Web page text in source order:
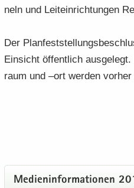
neln und Leit­ein­rich­tun­gen
Der
Ein­sicht öf­fent­lich
raum und –ort wer­den
Me­di­en­in­for­ma­tio­nen